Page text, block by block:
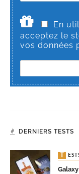
En
acceptez le
vos données
DERNIERS TESTS